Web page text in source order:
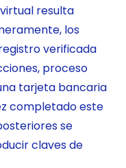
resulta
los
verificada
proceso
tarjeta bancaria
completado este
se
claves de